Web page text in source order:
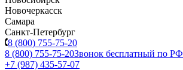
Новочеркасск
Самара
Санкт-Петербург
8 (800) 755-75-20
8 (800) 755-75-20Звонок бесплатный по РФ
+7 (987) 435-57-07